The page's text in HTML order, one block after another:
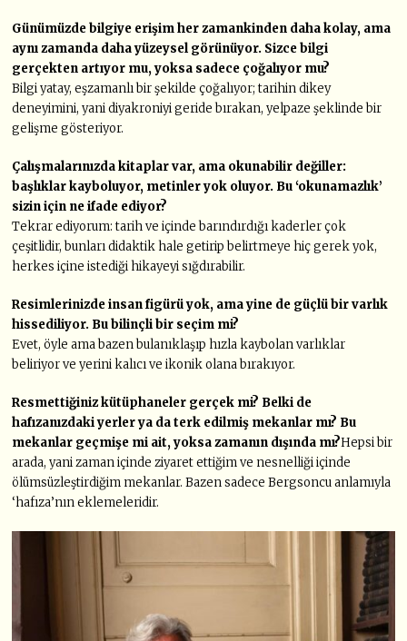
Günümüzde bilgiye erişim her zamankinden daha kolay, ama
aynı zamanda daha yüzeysel görünüyor. Sizce bilgi
gerçekten artıyor mu, yoksa sadece çoğalıyor mu?
Bilgi yatay, eşzamanlı bir şekilde çoğalıyor; tarihin dikey
deneyimini, yani diyakroniyi geride bırakan, yelpaze şeklinde bir
gelişme gösteriyor.
Çalışmalarınızda kitaplar var, ama okunabilir değiller:
başlıklar kayboluyor, metinler yok oluyor. Bu ‘okunamazlık’
sizin için ne ifade ediyor?
Tekrar ediyorum: tarih ve içinde barındırdığı kaderler çok
çeşitlidir, bunları didaktik hale getirip belirtmeye hiç gerek yok,
herkes içine istediği hikayeyi sığdırabilir.
Resimlerinizde insan figürüyok, ama yine de güçlü bir varlık
hissediliyor. Bu bilinçli bir seçim mi?
Evet, öyle ama bazen bulanıklaşıp hızla kaybolan varlıklar
beliriyor ve yerini kalıcı ve ikonik olana bırakıyor.
Resmettiğiniz kütüphaneler gerçek mi? Belki de
hafızanızdakiyerler ya da terk edilmiş mekanlar mı? Bu
mekanlar geçmişe mi ait, yoksa zamanın dışında mı?Hepsi bir
arada, yani zaman içinde ziyaret ettiğim ve nesnelliği içinde
ölümsüzleştirdiğim mekanlar. Bazen sadece Bergsoncu anlamıyla
‘hafıza’nın eklemeleridir.